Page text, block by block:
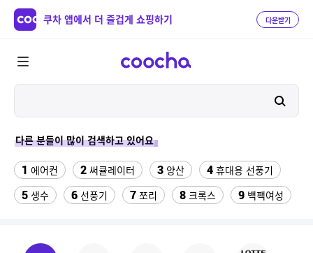
쿠차 앱에서 더 즐겁게 쇼핑하기 다운받기
다른 분들이 많이 검색하고 있어요
1 에어컨 2 써큘레이터 3 양산 4 휴대용 선풍기
5 생수 6 선풍기 7 쪼리 8 크록스 9 백팩여성
12 오션월드 종일권